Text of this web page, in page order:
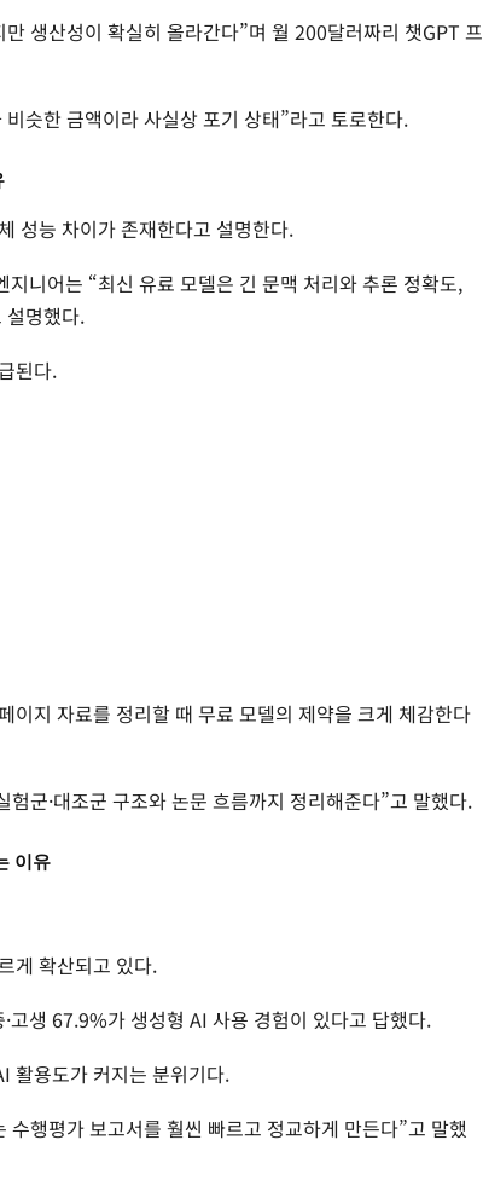
생산성이 확실히 올라간다”며 월 200달러짜리 챗GPT 프
슷한 금액이라 사실상 포기 상태”라고 토로한다.
성능 차이가 존재한다고 설명한다.
니어는 “최신 유료 모델은 긴 문맥 처리와 추론 정확도,
설명했다.
된다.
이지 자료를 정리할 때 무료 모델의 제약을 크게 체감한다
군·대조군 구조와 논문 흐름까지 정리해준다”고 말했다.
이유
게 확산되고 있다.
고생 67.9%가 생성형 AI 사용 경험이 있다고 답했다.
활용도가 커지는 분위기다.
행평가 보고서를 훨씬 빠르고 정교하게 만든다”고 말했